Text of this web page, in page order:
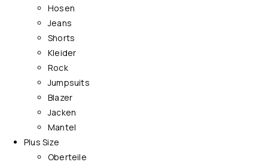
Hosen
Jeans
Shorts
Kleider
Rock
Jumpsuits
Blazer
Jacken
Mantel
Plus Size
Oberteile